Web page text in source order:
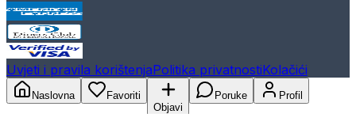
Uvjeti i pravila korištenjaPolitika privatnostiKolačići
Naslovna
Favoriti
Objavi
Poruke Profil